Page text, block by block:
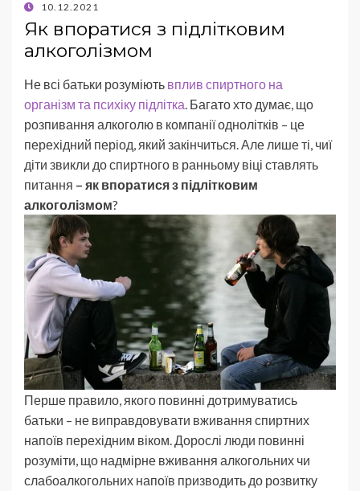
10.12.2021
Як впоратися з підлітковим
алкоголізмом
Не всі батьки розуміють вплив спиртного на
організм та психіку підлітка. Багато хто думає, що
розпивання алкоголю в компанії однолітків – це
перехідний період, який закінчиться. Але лише ті, чиї
діти звикли до спиртного в ранньому віці ставлять
питання – як впоратися з підлітковим
алкоголізмом?
Перше правило, якого повинні дотримуватись
батьки – не виправдовувати вживання спиртних
напоїв перехідним віком. Дорослі люди повинні
розуміти, що надмірне вживання алкогольних чи
слабоалкогольних напоїв призводить до розвитку